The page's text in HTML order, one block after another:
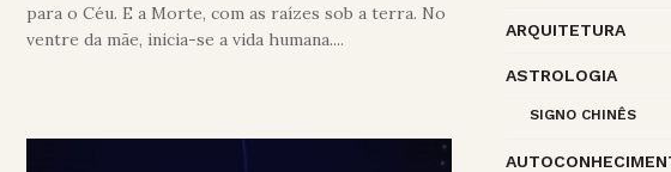
para o Céu. E a Morte, com as raízes sob a terra. No
ventre da mãe, inicia-se a vida humana....
ARQUITETURA
ASTROLOGIA
SIGNO CHINÊS